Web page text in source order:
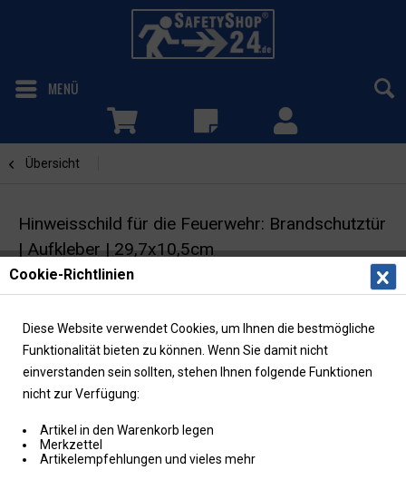
MENÜ
Übersicht
Hinweisschild für die Feuerwehr: Brandschutztür
| Aufkleber | 29,7x10,5cm
Cookie-Richtlinien
Diese Website verwendet Cookies, um Ihnen die bestmögliche
Funktionalität bieten zu können. Wenn Sie damit nicht
einverstanden sein sollten, stehen Ihnen folgende Funktionen
nicht zur Verfügung:
Artikel in den Warenkorb legen
Merkzettel
Artikelempfehlungen und vieles mehr